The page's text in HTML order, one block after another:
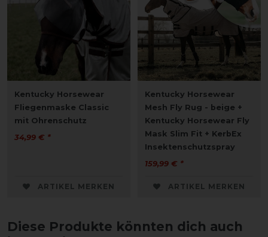
Kentucky Horsewear
Fliegenmaske Classic
mit Ohrenschutz
34,99 € *
ARTIKEL MERKEN
Kentucky Horsewear
Mesh Fly Rug - beige +
Kentucky Horsewear Fly
Mask Slim Fit + KerbEx
Insektenschutzspray
159,99 € *
ARTIKEL MERKEN
Diese Produkte könnten dich auch